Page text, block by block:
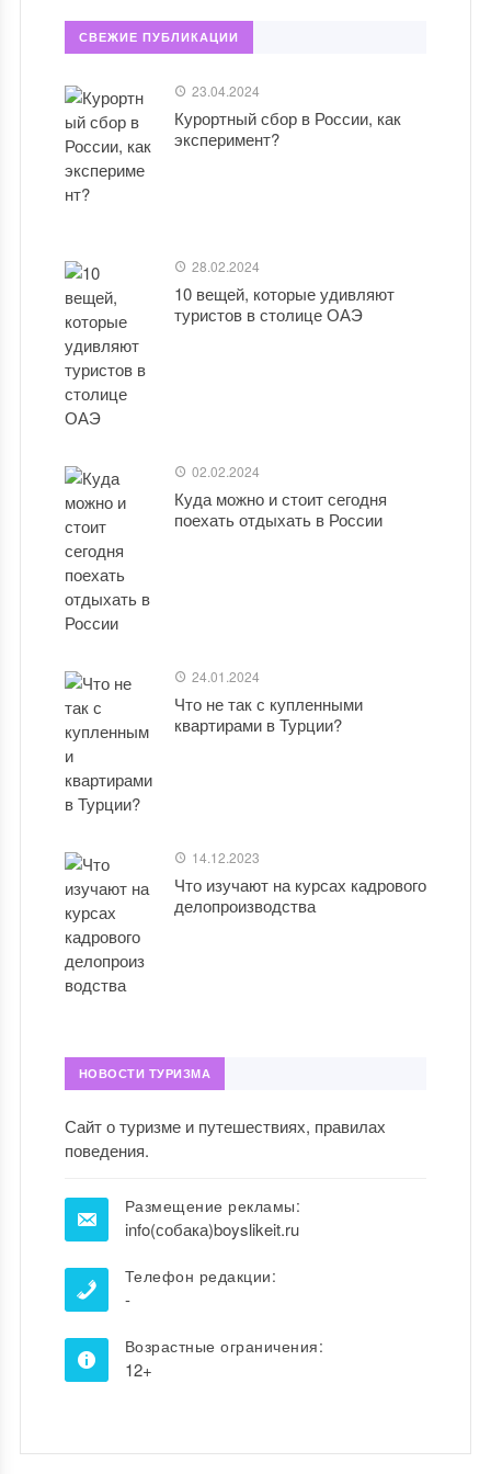
СВЕЖИЕ ПУБЛИКАЦИИ
23.04.2024
Курортный сбор в России, как
эксперимент?
28.02.2024
10 вещей, которые удивляют
туристов в столице ОАЭ
02.02.2024
Куда можно и стоит сегодня
поехать отдыхать в России
24.01.2024
Что не так с купленными
квартирами в Турции?
14.12.2023
Что изучают на курсах кадрового
делопроизводства
НОВОСТИ ТУРИЗМА
Сайт о туризме и путешествиях, правилах
поведения.
Размещение рекламы:
info(собака)boyslikeit.ru
Телефон редакции:
-
Возрастные ограничения:
12+